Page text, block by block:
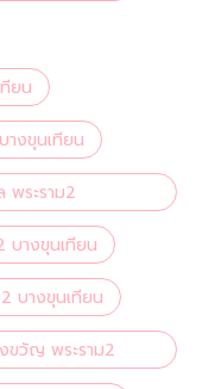
ยน
งขุนเทียน
พระราม2
บางขุนเทียน
บางขุนเทียน
วัญ พระราม2